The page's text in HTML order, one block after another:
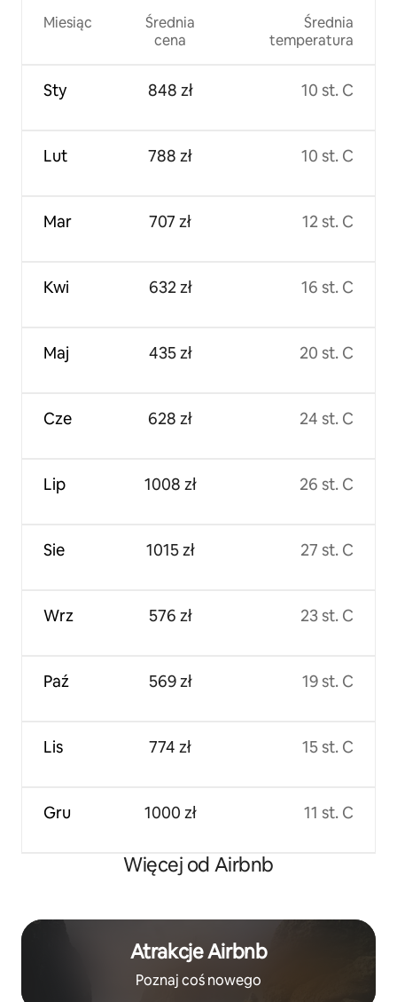
Miesiąc
Sty
Lut
Mar
Kwi
Maj
Cze
Lip
Sie
Wrz
Paź
Lis
Gru
Średnia
cena
848 zł
788 zł
707 zł
632 zł
435 zł
628 zł
1008 zł
1015 zł
576 zł
569 zł
774 zł
1000 zł
Średnia
temperatura
10 st. C
10 st. C
12 st. C
16 st. C
20 st. C
24 st. C
26 st. C
27 st. C
23 st. C
19 st. C
15 st. C
11 st. C
Więcej od Airbnb
Atrakcje Airbnb
Poznaj coś nowego